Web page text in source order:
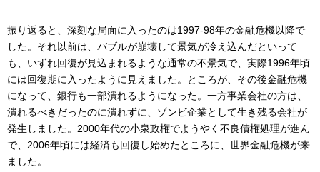
振り返ると、深刻な局面に入ったのは1997-98年の金融危機以降で
した。それ以前は、バブルが崩壊して景気が冷え込んだといって
も、いずれ回復が見込まれるような通常の不景気で、実際1996年頃
には回復期に入ったように見えました。ところが、その後金融危機
になって、銀行も一部潰れるようになった。一方事業会社の方は、
潰れるべきだったのに潰れずに、ゾンビ企業として生き残る会社が
発生しました。2000年代の小泉政権でようやく不良債権処理が進ん
で、2006年頃には経済も回復し始めたところに、世界金融危機が来
ました。